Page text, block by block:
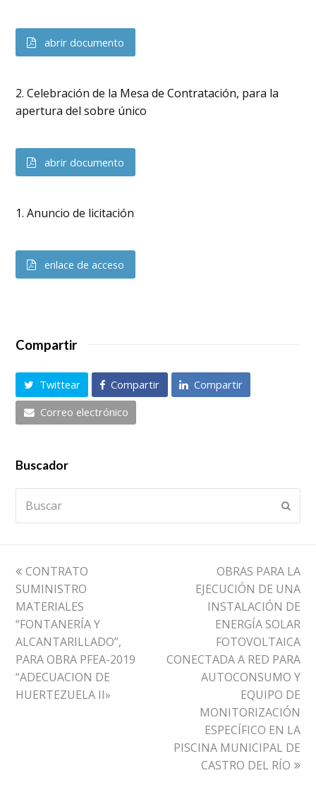
abrir documento
2. Celebración de la Mesa de Contratación, para la
apertura del sobre único
abrir documento
1. Anuncio de licitación
enlace de acceso
Compartir
Twittear Compartir
Compartir
Correo electrónico
Buscador
previous
post:
CONTRATO
SUMINISTRO
MATERIALES
“FONTANERÍA Y
ALCANTARILLADO”,
PARA OBRA PFEA-2019
“ADECUACION DE
HUERTEZUELA II»
next
post:
OBRAS PARA LA
EJECUCIÓN DE UNA
INSTALACIÓN DE
ENERGÍA SOLAR
FOTOVOLTAICA
CONECTADA A RED PARA
AUTOCONSUMO Y
EQUIPO DE
MONITORIZACIÓN
ESPECÍFICO EN LA
PISCINA MUNICIPAL DE
CASTRO DEL RÍO